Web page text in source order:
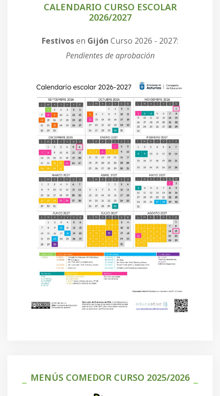
CALENDARIO CURSO ESCOLAR
2026/2027
Festivosen Gijón Curso 2026 - 2027:
Pendientes de aprobación
MENÚS COMEDOR CURSO 2025/2026